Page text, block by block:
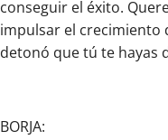
conseguir el éxito.
impulsar el crecimiento
detonó que tú te hayas
BORJA: